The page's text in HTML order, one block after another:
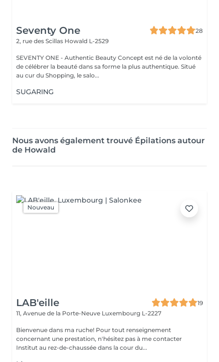
Seventy One
28
2, rue des Scillas Howald L-2529
SEVENTY ONE - Authentic Beauty Concept est né de la volonté
de célébrer la beauté dans sa forme la plus authentique. Situé
au cur du Shopping, le salo...
SUGARING
Nous avons également trouvé Épilations autour
de Howald
Nouveau
LAB'eille
19
11, Avenue de la Porte-Neuve Luxembourg L-2227
Bienvenue dans ma ruche! Pour tout renseignement
concernant une prestation, n'hésitez pas à me contacter
Institut au rez-de-chaussée dans la cour du...